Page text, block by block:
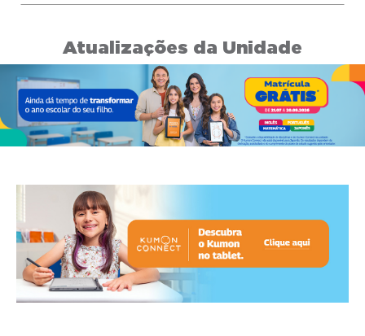
Atualizações da Unidade